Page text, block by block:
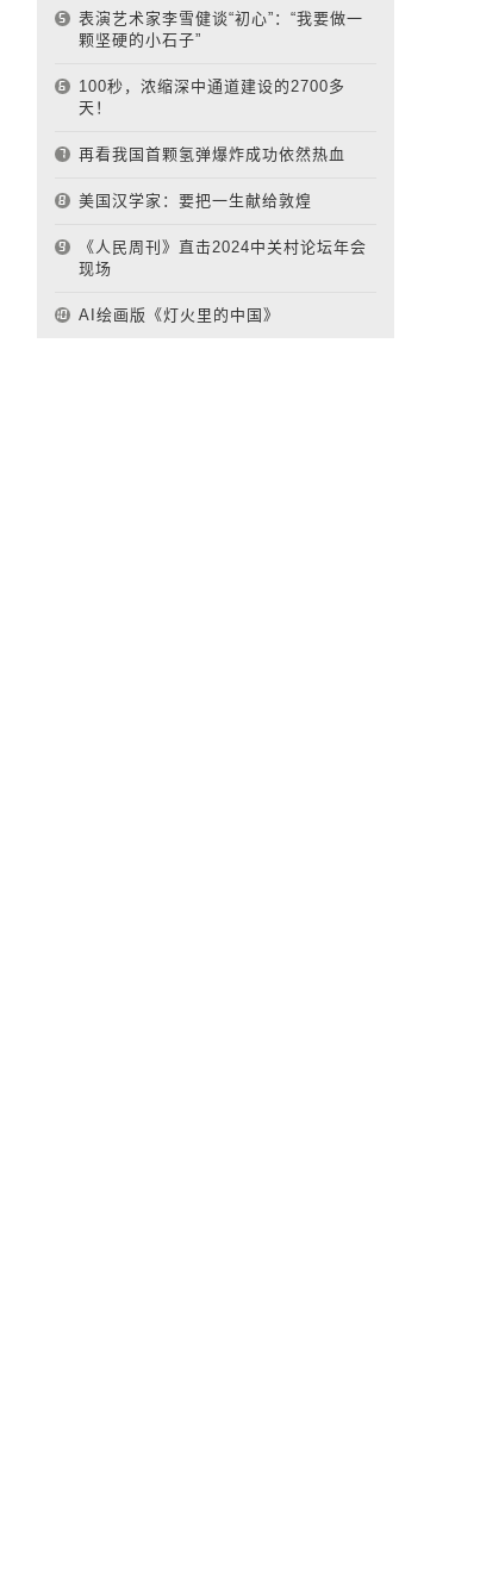
表演艺术家李雪健谈“初心”：“我要做一
颗坚硬的小石子”
100秒，浓缩深中通道建设的2700多
天！
再看我国首颗氢弹爆炸成功依然热血
美国汉学家：要把一生献给敦煌
《人民周刊》直击2024中关村论坛年会
现场
AI绘画版《灯火里的中国》